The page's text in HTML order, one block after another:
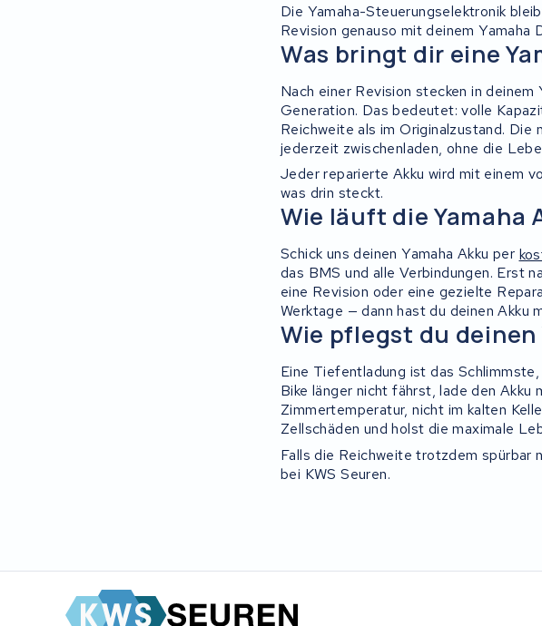
Marin Bikes
Cresta
Die Yamaha-Steuerungselektronik
Revision genauso mit deinem Yamaha
Was bringt dir eine
Nach einer Revision stecken in
Generation. Das bedeutet: volle
Reichweite als im Originalzustand. Die
jederzeit zwischenladen, ohne die
Jeder reparierte Akku wird mit einem
was drin steckt.
Wie läuft die Yamaha
Schick uns deinen Yamaha Akku per
das BMS und alle Verbindungen. Erst
eine Revision oder eine gezielte
Werktage — dann hast du deinen Akku
Wie pflegst du
Eine Tiefentladung ist das Schlimmste,
Bike länger nicht fährst, lade den
Zimmertemperatur, nicht im kalten
Zellschäden und holst die maximale
Falls die Reichweite trotzdem spürbar
bei KWS Seuren.